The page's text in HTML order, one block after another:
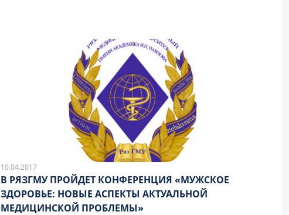
10.04.2017
В РЯЗГМУ ПРОЙДЕТ КОНФЕРЕНЦИЯ «МУЖСКОЕ
ЗДОРОВЬЕ: НОВЫЕ АСПЕКТЫ АКТУАЛЬНОЙ
МЕДИЦИНСКОЙ ПРОБЛЕМЫ»